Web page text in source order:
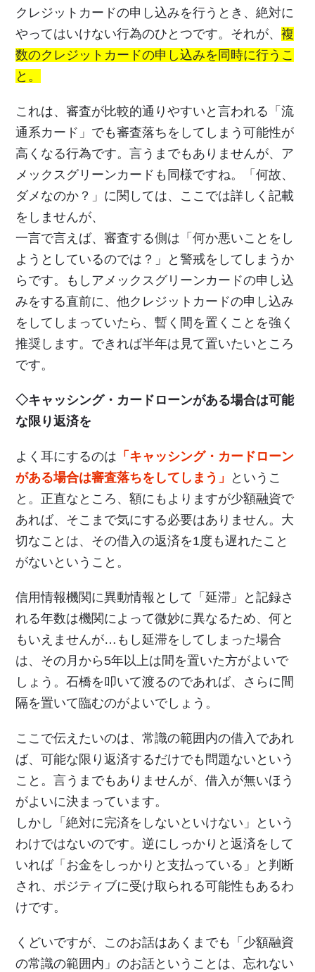
クレジットカードの申し込みを行うとき、絶対に
やってはいけない行為のひとつです。それが、複
数のクレジットカードの申し込みを同時に行うこ
と。
これは、審査が比較的通りやすいと言われる「流
通系カード」でも審査落ちをしてしまう可能性が
高くなる行為です。言うまでもありませんが、ア
メックスグリーンカードも同様ですね。「何故、
ダメなのか？」に関しては、ここでは詳しく記載
をしませんが、
一言で言えば、審査する側は「何か悪いことをし
ようとしているのでは？」と警戒をしてしまうか
らです。もしアメックスグリーンカードの申し込
みをする直前に、他クレジットカードの申し込み
をしてしまっていたら、暫く間を置くことを強く
推奨します。できれば半年は見て置いたいところ
です。
◇キャッシング・カードローンがある場合は可能
な限り返済を
よく耳にするのは 「キャッシング・カードローン
がある場合は審査落ちをしてしまう」
というこ
と。正直なところ、額にもよりますが少額融資で
あれば、そこまで気にする必要はありません。大
切なことは、その借入の返済を1度も遅れたこと
がないということ。
信用情報機関に異動情報として「延滞」と記録さ
れる年数は機関によって微妙に異なるため、何と
もいえませんが…もし延滞をしてしまった場合
は、その月から5年以上は間を置いた方がよいで
しょう。石橋を叩いて渡るのであれば、さらに間
隔を置いて臨むのがよいでしょう。
ここで伝えたいのは、常識の範囲内の借入であれ
ば、可能な限り返済するだけでも問題ないという
こと。言うまでもありませんが、借入が無いほう
がよいに決まっています。
しかし「絶対に完済をしないといけない」という
わけではないのです。逆にしっかりと返済をして
いれば「お金をしっかりと支払っている」と判断
され、ポジティブに受け取られる可能性もあるわ
けです。
くどいですが、このお話はあくまでも「少額融資
の常識の範囲内」のお話ということは、忘れない